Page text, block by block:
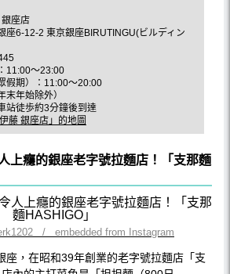
座店
座6-12-2 東京銀座BIRUTINGU(ビルディン
11:00～23:00
假期）：11:00～20:00
末年始除外）
站徒歩約3分鐘後到達
藤 銀座店」的地圖
上癮的銀座老字號拉麵店！「支那麵
/ embedded from Instagram
座，在昭和39年創業的老字號拉麵店「支